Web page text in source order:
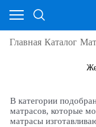
Главная Каталог
В категории
матрасов, которые
матрасы